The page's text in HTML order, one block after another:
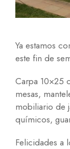
Ya estamos
este fin de
Carpa 10×25
mesas,
mobiliario de
químicos,
Felicidades a